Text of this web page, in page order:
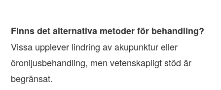
Finns det alternativa metoder för behandling?
Vissa upplever lindring av akupunktur eller
öronljusbehandling, men vetenskapligt stöd är
begränsat.